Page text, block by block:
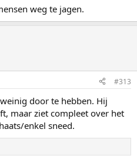
weg te jagen.
#313
door te hebben. Hij
maar ziet compleet over het
enkel sneed.